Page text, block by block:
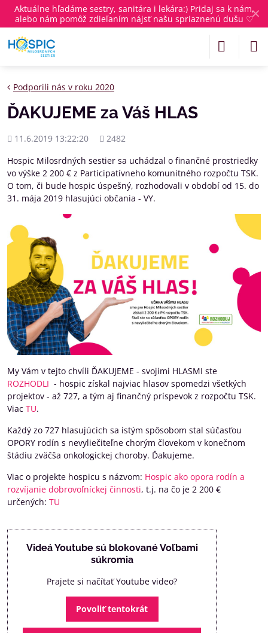
✕
Aktuálne hľadáme sestry, sanitára i lekára:) Pridaj sa k nám,
alebo nám pomôž zdieľaním nájsť našu spriaznenú dušu ♡
Podporili nás v roku 2020
ĎAKUJEME za Váš HLAS
Pridané
11.6.2019 13:22:20
Počet
2482
Hospic Milosrdných sestier sa uchádzal o finančné prostriedky
vo výške 2 200 € z Participatívneho komunitného rozpočtu TSK.
O tom, či bude hospic úspešný, rozhodovali v období od 15. do
31. mája 2019 hlasujúci občania - VY.
My Vám v tejto chvíli ĎAKUJEME - svojimi HLASMI ste
ROZHODLI - hospic získal najviac hlasov spomedzi všetkých
projektov - až 727, a tým aj finančný príspevok z rozpočtu TSK.
Viac TU.
Každý zo 727 hlasujúcich sa istým spôsobom stal súčasťou
OPORY rodín s nevyliečiteľne chorým človekom v konečnom
štádiu zväčša onkologickej choroby. Ďakujeme.
Viac o projekte hospicu s názvom: Hospic ako opora rodín a
rozvíjanie dobrovoľníckej činnosti, t.j. na čo je 2 200 €
určených: TU
Videá Youtube sú blokované Voľbami
súkromia
Prajete si načítať Youtube video?
Povoliť tentokrát